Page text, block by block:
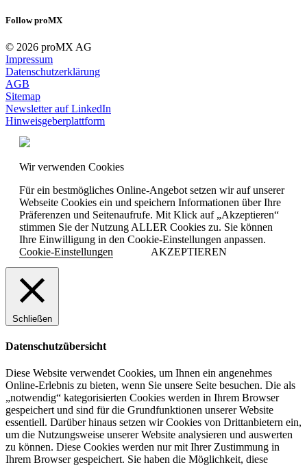
Follow proMX
© 2026 proMX AG
Impressum
Datenschutzerklärung
AGB
Sitemap
Newsletter auf LinkedIn
Hinweisgeberplattform
Wir verwenden Cookies
Für ein bestmögliches Online-Angebot setzen wir auf unserer
Webseite Cookies ein und speichern Informationen über Ihre
Präferenzen und Seitenaufrufe. Mit Klick auf „Akzeptieren“
stimmen Sie der Nutzung ALLER Cookies zu. Sie können
Ihre Einwilligung in den Cookie-Einstellungen anpassen.
Cookie-Einstellungen
AKZEPTIEREN
Schließen
Datenschutzübersicht
Diese Website verwendet Cookies, um Ihnen ein angenehmes
Online-Erlebnis zu bieten, wenn Sie unsere Seite besuchen. Die als
„notwendig“ kategorisierten Cookies werden in Ihrem Browser
gespeichert und sind für die Grundfunktionen unserer Website
essentiell. Darüber hinaus setzen wir Cookies von Drittanbietern ein,
um die Nutzungsweise unserer Website analysieren und auswerten
zu können. Diese Cookies werden nur mit Ihrer Zustimmung in
Ihrem Browser gespeichert. Sie haben die Möglichkeit, diese